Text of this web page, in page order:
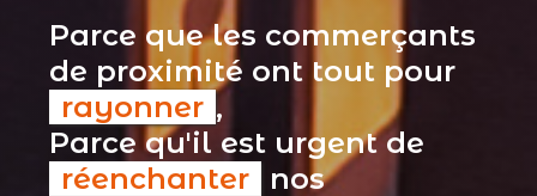
Parce que les commerçants
de proximité ont tout pour
rayonner ,
Parce qu'il est urgent de
réenchanter
nos